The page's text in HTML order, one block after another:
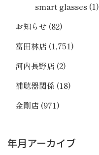
smart glasses (1)
お知らせ (82)
富田林店 (1,751)
河内長野店 (2)
補聴器関係 (18)
金剛店 (971)
年月アーカイブ